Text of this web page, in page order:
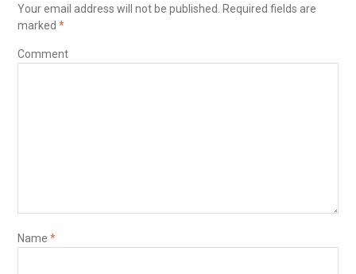
Your email address will not be published.
Required fields are
marked *
Comment
Name *